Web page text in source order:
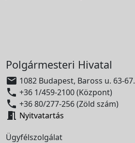
Polgármesteri Hivatal
 1082 Budapest, Baross u. 63-67.
 +36 1/459-2100 (Központ)
 +36 80/277-256 (Zöld szám)
 Nyitvatartás
Ügyfélszolgálat